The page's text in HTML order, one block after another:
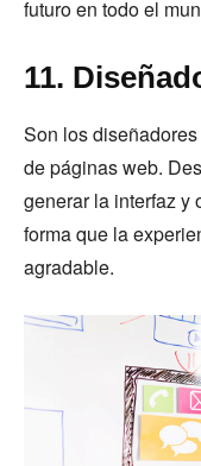
futuro en todo el
11.
Son los
de páginas web.
generar la interfaz y
forma que la
agradable.